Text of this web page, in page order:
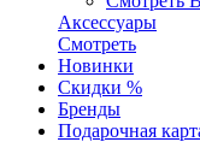
Аксессуары
Смотреть
Новинки
Скидки %
Бренды
Подарочная